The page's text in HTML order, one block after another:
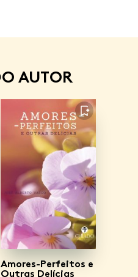
AUTOR
FAVORITO
Amores-Perfeitos e
Outras Delícias